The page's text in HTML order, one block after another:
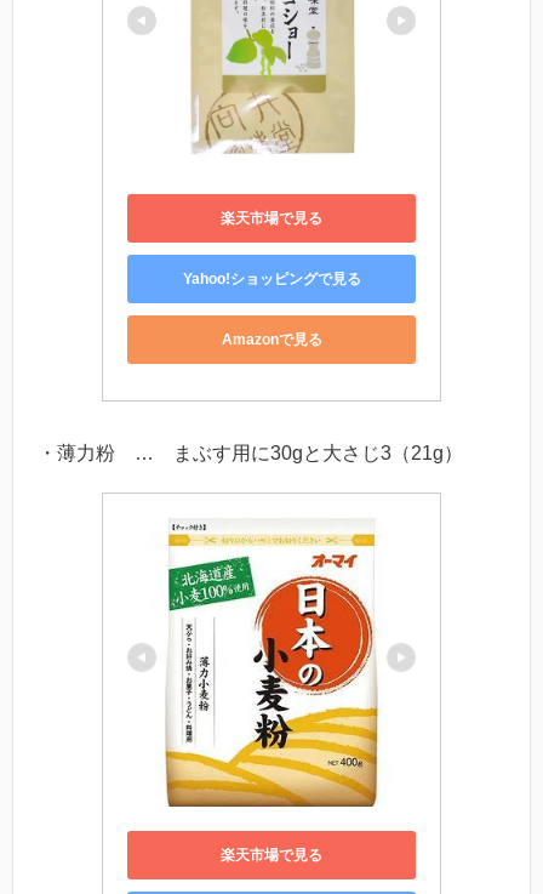
楽天市場で見る
Yahoo!ショッピングで見る
Amazonで見る
・薄力粉 … まぶす用に30gと大さじ3（21g）
楽天市場で見る